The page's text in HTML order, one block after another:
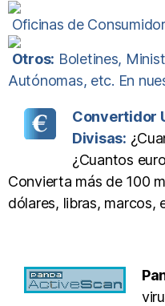
Oficinas de
Otros: Boletines,
Autónomas, etc. En
Convertidor
Divisas:
¿Cuantos
Convierta más de 100
dólares, libras, marcos,